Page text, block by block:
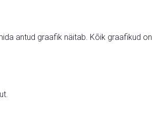
antud graafik näitab. Kõik graafikud on